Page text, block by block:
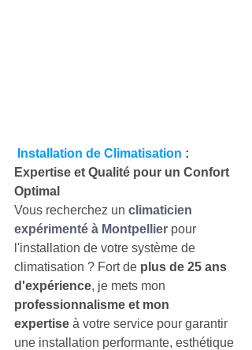
Installation de Climatisation :
Expertise et Qualité pour un Confort
Optimal
Vous recherchez un climaticien
expérimenté à Montpellier pour
l'installation de votre système de
climatisation ? Fort de plus de 25 ans
d'expérience, je mets mon
professionnalisme et mon
expertise à votre service pour garantir
une installation performante, esthétique